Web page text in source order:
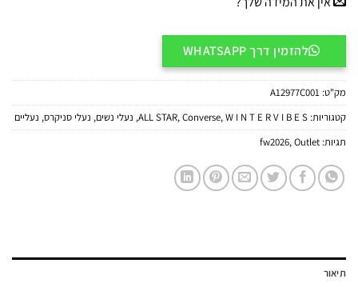
להזמין דרך WHATSAPP
מק"ט: A12977C001
קטגוריות:
ALL STAR,Converse,W I N T E R V I B E S
, נעלי נשים, נעלי סניקרס, נעליים
תגיות:
fw2026,Outlet
תיאור